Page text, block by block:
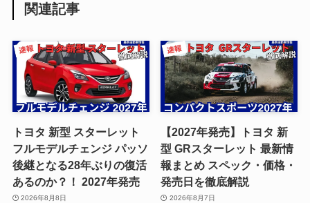
関連記事
トヨタ 新型 スターレット
フルモデルチェンジ パッソ
後継となる28年ぶりの復活
あるのか？！ 2027年発売
2026年8月8日
【2027年発売】トヨタ 新
型 GRスターレット 最新情
報まとめ スペック・価格・
発売日を徹底解説
2026年8月7日